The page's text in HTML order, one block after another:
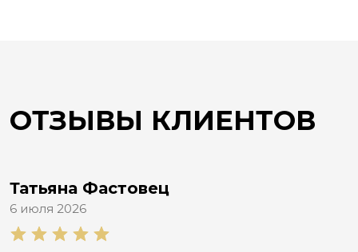
ОТЗЫВЫ КЛИЕНТОВ
Татьяна Фастовец
6 июля 2026